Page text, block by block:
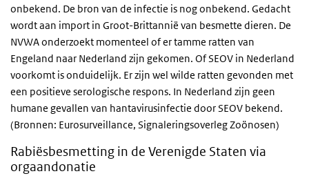
onbekend. De bron van de infectie is nog onbekend. Gedacht
wordt aan import in Groot-Brittannië van besmette dieren. De
NVWA onderzoekt momenteel of er tamme ratten van
Engeland naar Nederland zijn gekomen. Of SEOV in Nederland
voorkomt is onduidelijk. Er zijn wel wilde ratten gevonden met
een positieve serologische respons. In Nederland zijn geen
humane gevallen van hantavirusinfectie door SEOV bekend.
(Bronnen: Eurosurveillance, Signaleringsoverleg Zoönosen)
Rabiësbesmetting in de Verenigde Staten via
orgaandonatie